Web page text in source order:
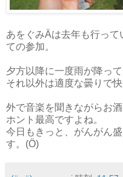
あをぐみÄは去年も行っ
ての参加。
夕方以降に一度雨が降っ
それ以外は適度な曇りで
外で音楽を聞きながらお
ホント最高ですよね。
今日もきっと、がんがん
す。(Ö)